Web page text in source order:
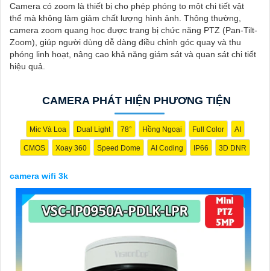
'
Camera có zoom là thiết bị cho phép phóng to một chi tiết vật
thể mà không làm giảm chất lượng hình ảnh. Thông thường,
camera zoom quang học được trang bị chức năng PTZ (Pan-Tilt-
Zoom), giúp người dùng dễ dàng điều chỉnh góc quay và thu
phóng linh hoạt, nâng cao khả năng giám sát và quan sát chi tiết
hiệu quả.
CAMERA PHÁT HIỆN PHƯƠNG TIỆN
Mic Và Loa Dual Light 78° Hồng Ngoại Full Color AI
CMOS Xoay 360 Speed Dome AI Coding IP66 3D DNR
camera wifi 3k